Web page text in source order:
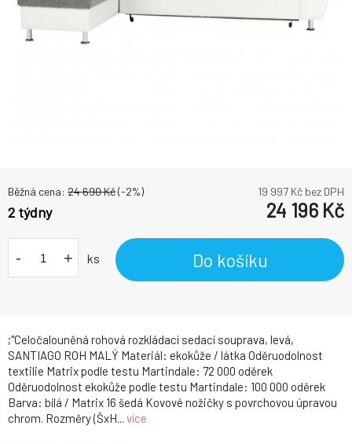
;"Celočalouněná rohová rozkládací sedací souprava, levá,
SANTIAGO ROH MALÝ Materiál: ekokůže / látka Oděruodolnost
textilie Matrix podle testu Martindale: 72 000 oděrek
Oděruodolnost ekokůže podle testu Martindale: 100 000 oděrek
Barva: bílá / Matrix 16 šedá Kovové nožičky s povrchovou úpravou
chrom. Rozměry (ŠxH... více
Běžná cena: 24 690Kč(-2%) 19 997 Kč bez DPH
2 týdny 24 196 Kč
- + ks Do košíku